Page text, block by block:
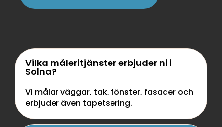
Vilka måleritjänster erbjuder ni i
Solna?
Vi målar väggar, tak, fönster, fasader och
erbjuder även tapetsering.